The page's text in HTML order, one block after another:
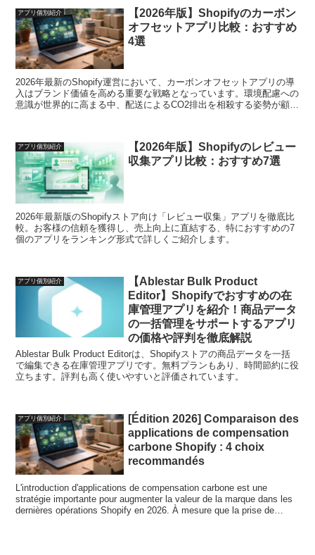
We provide strong support for a clear improvement process and
reliable operations that are directly linked to results.
アプリ個別紹介
【2026年版】Shopifyのカーボン
オフセットアプリ比較：おすすめ
4選
2026年最新のShopify運営において、カーボンオフセットアプリの導
入はブランド価値を高める重要な戦略となっています。環境配慮への
意識が世界的に高まる中、配送によるCO2排出を相殺する姿勢が顧客
ます。地球に優しく、ファンに支持される安心した運用を強力にサポ
ートいたします。
アプリ個別紹介
【2026年版】Shopifyのレビュー
収集アプリ比較：おすすめ7選
2026年最新版のShopifyストア向け「レビュー収集」アプリを徹底比
較。お客様の信頼を獲得し、売上向上に直結する、特におすすめの7
個のアプリをランキング形式で詳しくご紹介します。
アプリ個別紹介
【Ablestar Bulk Product
Editor】Shopifyでおすすめの在
庫管理アプリを紹介！商品データ
の一括管理をサポートするアプリ
の価格や評判を徹底解説
Ablestar Bulk Product Editorは、Shopifyストアの商品データを一括
で編集できる在庫管理アプリです。無料プランもあり、時間節約に役
立ちます。評判も高く使いやすいと評価されています。
アプリ個別紹介
[Édition 2026] Comparaison des
applications de compensation
carbone Shopify : 4 choix
recommandés
L'introduction d'applications de compensation carbone est une
stratégie importante pour augmenter la valeur de la marque dans les
dernières opérations Shopify en 2026. À mesure que la prise de